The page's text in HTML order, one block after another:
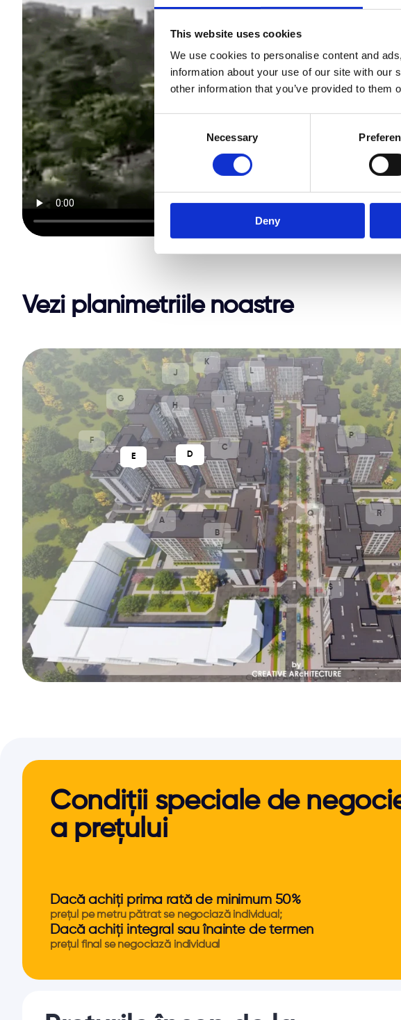
This website uses cookies
We use cookies to personalise content and
information about your use of our site with our
other information that you’ve provided to
Necessary
Deny
Vezi planimetriile noastre
A
B
C
D
E
F
G
H
J
K
L
P
Q R
S
Condiții speciale de
a prețului
Dacă achiți prima rată de minimum 50%
prețul pe metru pătrat se negociază individual;
Dacă achiți integral sau înainte de termen
prețul final se negociază individual